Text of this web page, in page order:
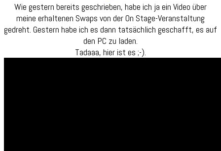
Wie gestern bereits geschrieben, habe ich ja ein Video über
meine erhaltenen Swaps von der On Stage-Veranstaltung
gedreht. Gestern habe ich es dann tatsächlich geschafft, es auf
den PC zu laden.
Tadaaa, hier ist es ;-).